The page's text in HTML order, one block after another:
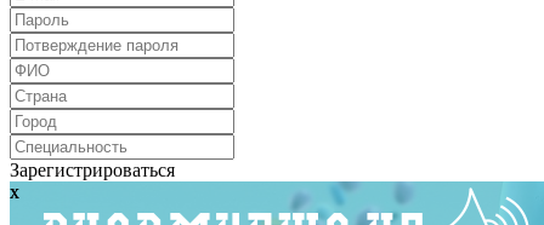
Зарегистрироваться
x
x